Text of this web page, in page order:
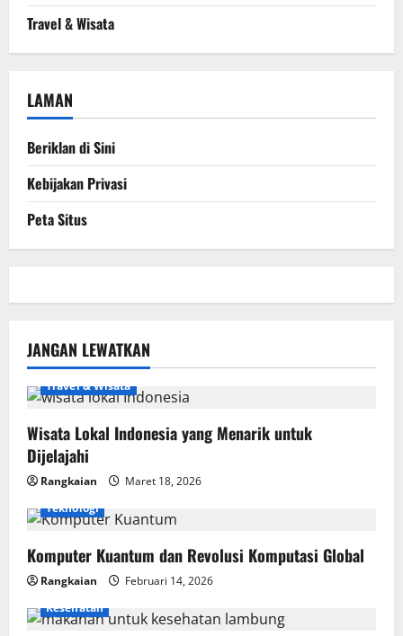
Travel & Wisata
LAMAN
Beriklan di Sini
Kebijakan Privasi
Peta Situs
JANGAN LEWATKAN
Travel & Wisata
Wisata Lokal Indonesia yang Menarik untuk
Dijelajahi
Rangkaian
Maret 18, 2026
Teknologi
Komputer Kuantum dan Revolusi Komputasi Global
Rangkaian
Februari 14, 2026
Kesehatan